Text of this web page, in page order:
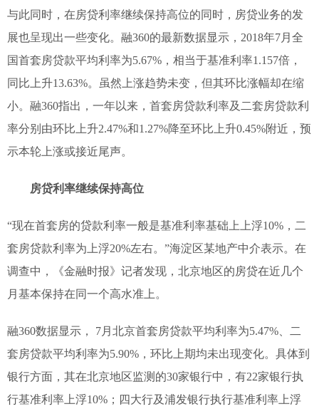
与此同时，在房贷利率继续保持高位的同时，房贷业务的发
展也呈现出一些变化。融360的最新数据显示，2018年7月全
国首套房贷款平均利率为5.67%，相当于基准利率1.157倍，
同比上升13.63%。虽然上涨趋势未变，但其环比涨幅却在缩
小。融360指出，一年以来，首套房贷款利率及二套房贷款利
率分别由环比上升2.47%和1.27%降至环比上升0.45%附近，预
示本轮上涨或接近尾声。
房贷利率继续保持高位
“现在首套房的贷款利率一般是基准利率基础上上浮10%，二
套房贷款利率为上浮20%左右。”海淀区某地产中介表示。在
调查中，《金融时报》记者发现，北京地区的房贷在近几个
月基本保持在同一个高水准上。
融360数据显示， 7月北京首套房贷款平均利率为5.47%、二
套房贷款平均利率为5.90%，环比上期均未出现变化。具体到
银行方面，其在北京地区监测的30家银行中，有22家银行执
行基准利率上浮10%；四大行及浦发银行执行基准利率上浮